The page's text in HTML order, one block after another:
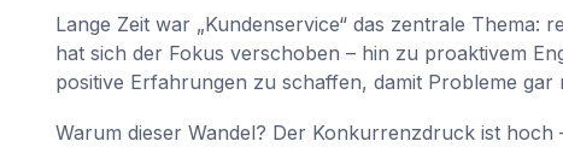
Lange Zeit war „Kundenservice“ das zentrale Thema:
hat sich der Fokus verschoben – hin zu proaktivem
positive Erfahrungen zu schaffen, damit Probleme gar
Warum dieser Wandel? Der Konkurrenzdruck ist